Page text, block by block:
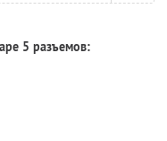
5 разъемов: